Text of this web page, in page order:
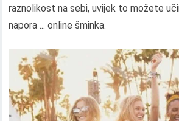
raznolikost na sebi, uvijek to možete
napora ... online šminka.